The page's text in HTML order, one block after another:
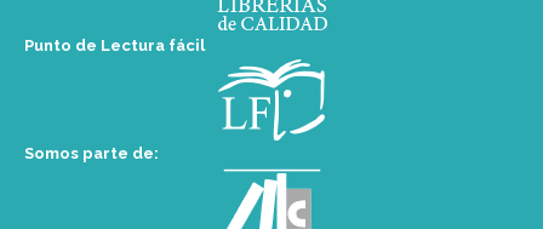
Punto de Lectura fácil
Somos parte de: